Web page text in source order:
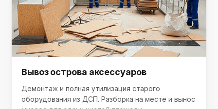
Вывоз острова аксессуаров
Демонтаж и полная утилизация старого
оборудования из ДСП. Разборка на месте и вынос